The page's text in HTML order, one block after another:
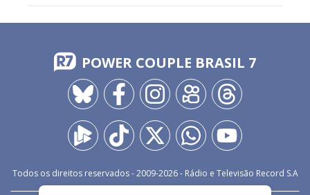
POWER COUPLE BRASIL 7
Todos os direitos reservados - 2009-2026- Rádio e Televisão Record S.A